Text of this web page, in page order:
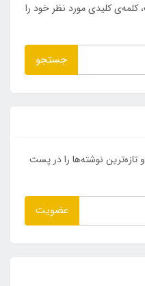
کلیدی مورد نظر خود را
جستجو
نوشته‌ها را در پست
عضویت